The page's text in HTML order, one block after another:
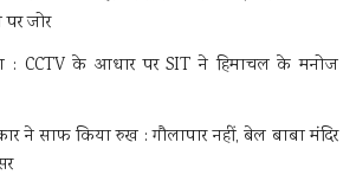
जोर
: CCTV के आधार पर SIT ने हिमाचल के मनोज
ने साफ किया रुख : गौलापार नहीं, बेल बाबा मंदिर